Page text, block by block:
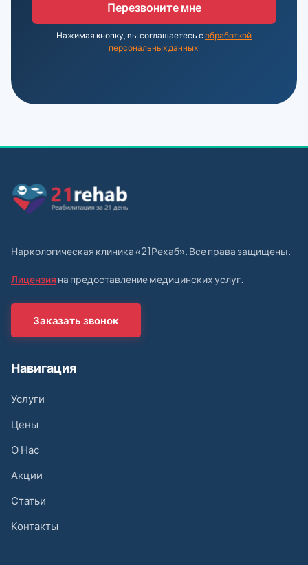
Нажимая кнопку, вы соглашаетесь с обработкой
персональных данных.
Наркологическая клиника «21Рехаб». Все права защищены.
Лицензия на предоставление медицинских услуг.
Заказать звонок
Навигация
Услуги
Цены
О Нас
Акции
Статьи
Контакты